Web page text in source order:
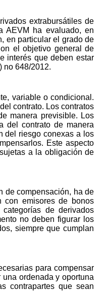
extrabursátiles de
AEVM ha evaluado, en
en particular el grado de
el objetivo general de
interés que deben estar
no 648/2012.
variable o condicional.
contrato. Los contratos
manera previsible. Los
del contrato de manera
del riesgo conexas a los
Este aspecto
a la obligación de
de compensación, ha de
con emisores de bonos
de derivados
no deben figurar los
siempre que cumplan
para compensar
ordenada y oportuna
contrapartes que sean